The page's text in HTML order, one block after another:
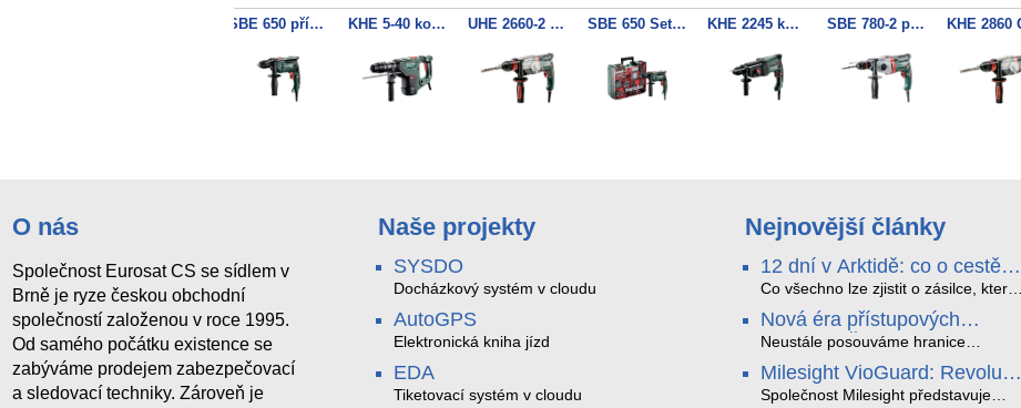
SBE 650 příklepová vrtačka KHE 5-40 kombinované kladivo UHE 2660-2 Quick multifunkční kladivo SBE 650 Set příklepová vrtačka KHE 2245 kombinované kladivo SBE 780-2 příklepová vrtačka
O nás
Společnost Eurosat CS se sídlem v
Brně je ryze českou obchodní
společností založenou v roce 1995.
Od samého počátku existence se
zabýváme prodejem zabezpečovací
a sledovací techniky. Zároveň je
Naše projekty
SYSDO
Docházkový systém v cloudu
AutoGPS
Elektronická kniha jízd
EDA
Tiketovací systém v cloudu
Nejnovější články
12 dní v Arktidě: co o cestě
na Nordkapp řekla data ze
SMARTBOX 2 MAX
Co všechno lze zjistit o zásilce, která
SMARTBOX 2 MAX jsme vzali na
trasu z Tromsø přes Lofoty, Kirunu a
jediného dobití, v mrazu až −13 °C a
mimo stabilní mobilní signál
Nová éra přístupových
systémů: Čtečky HID Signo
Neustále posouváme hranice
bychom Vám proto představili naši
nejnovější nabídku v oblasti kontroly
Milesight VioGuard: Revoluce
v inteligentní detekci
Společnost Milesight představuje